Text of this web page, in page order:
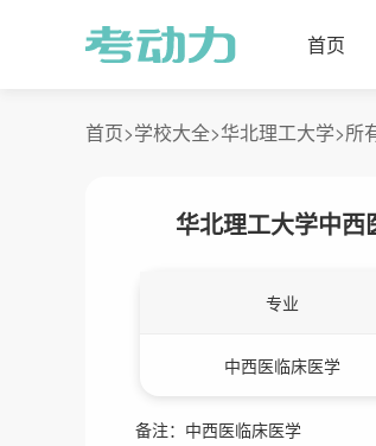
首页
首页>学校大全>华北理工大学>所
华北理工大学中
专业
中西医临床医学
备注：中西医临床医学